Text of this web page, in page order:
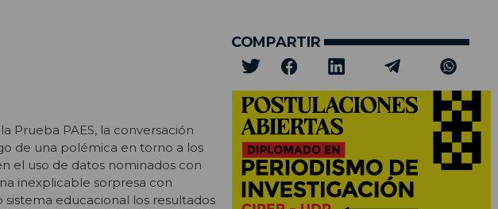
Prueba PAES, la conversación
de una polémica en torno a los
el uso de datos nominados con
inexplicable sorpresa con
educacional los resultados
COMPARTIR